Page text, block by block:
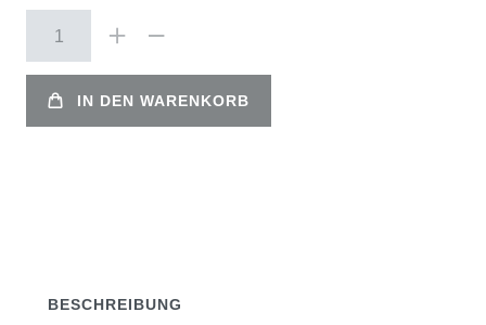
IN DEN WARENKORB
BESCHREIBUNG